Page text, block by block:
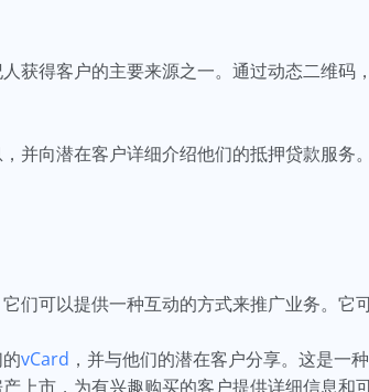
获得客户的主要来源之一。通过动态二维码
并向潜在客户详细介绍他们的抵押贷款服务
们可以提供一种互动的方式来推广业务。它
vCard ，并与他们的潜在客户分享。这是一
上市，为有兴趣购买的客户提供详细信息和